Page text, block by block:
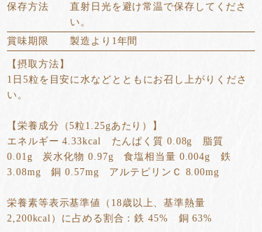
保存方法
直射日光を避け常温で保存してくださ
い。
賞味期限
製造より1年間
【摂取方法】
1日5粒を目安に水などとともにお召し上がりくださ
い。
【栄養成分（5粒1.25gあたり）】
エネルギー 4.33kcal たんぱく質 0.08g 脂質
0.01g 炭水化物 0.97g 食塩相当量 0.004g 鉄
3.08mg 銅 0.57mg アルテピリンＣ 8.00mg
栄養素等表示基準値（18歳以上、基準熱量
2,200kcal）に占める割合：鉄 45% 銅 63%